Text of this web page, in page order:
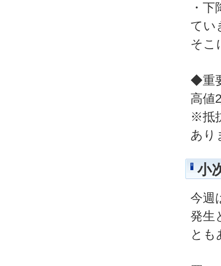
・
てい
そこ
◆重
高値
※抵
あり
小
今週
発生
とも